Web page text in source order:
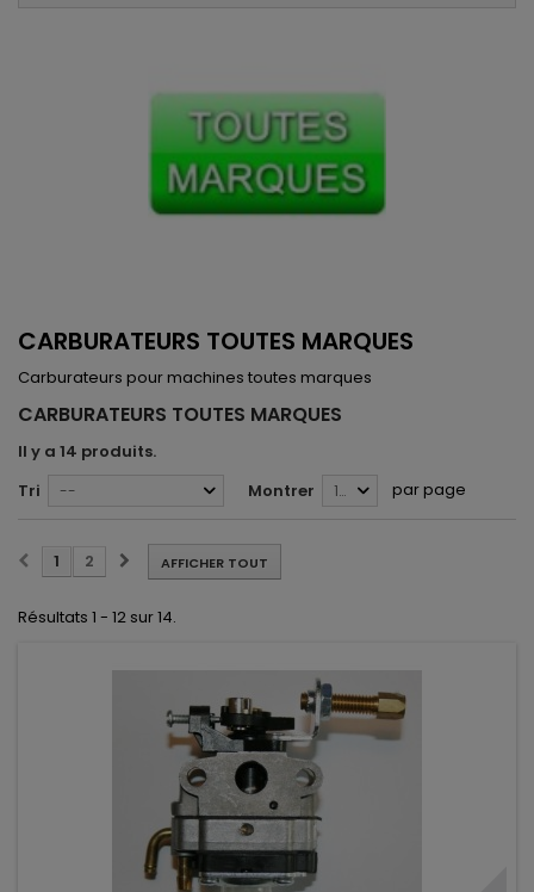
CARBURATEURS TOUTES MARQUES
Carburateurs pour machines toutes marques
CARBURATEURS TOUTES MARQUES
Il y a 14 produits.
Tri
-- Montrer 12 par page
AFFICHER TOUT
1 2
Résultats 1 - 12 sur 14.